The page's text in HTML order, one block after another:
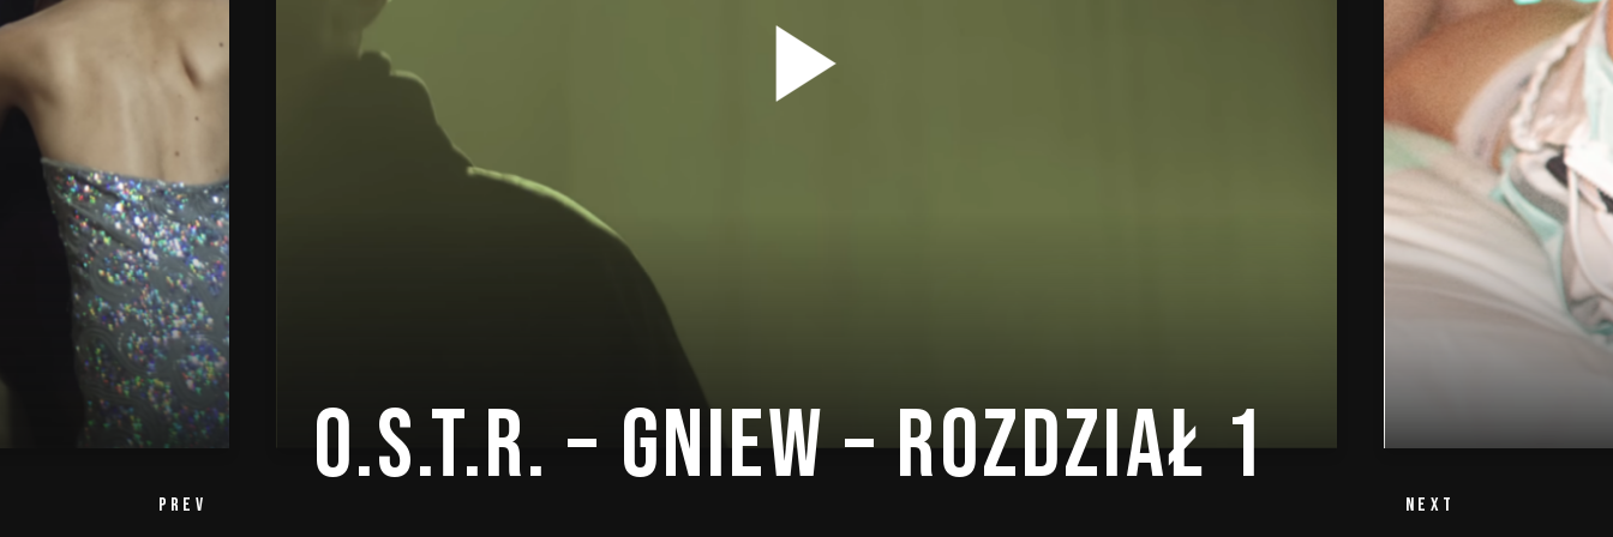
O.S.T.R. – GNIEW – ROZDZIAŁ 1
NEXT
PREV